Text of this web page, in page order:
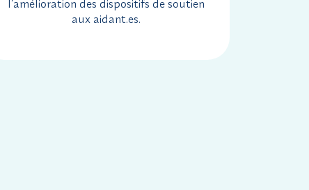
l’amélioration des dispositifs de soutien
aux aidant.es.